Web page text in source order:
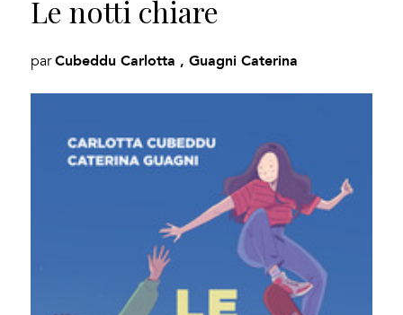
Le notti chiare
parCubeddu Carlotta , Guagni Caterina